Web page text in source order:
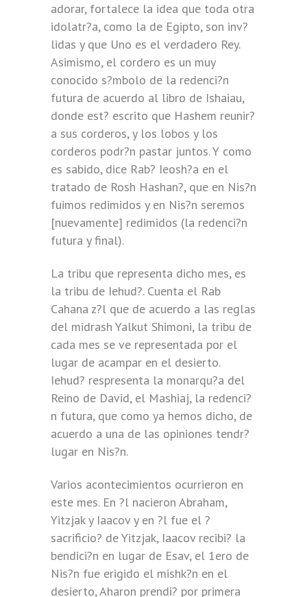
adorar, fortalece la idea que toda otra
idolatr?a, como la de Egipto, son inv?
lidas y que Uno es el verdadero Rey.
Asimismo, el cordero es un muy
conocido s?mbolo de la redenci?n
futura de acuerdo al libro de Ishaiau,
donde est? escrito que Hashem reunir?
a sus corderos, y los lobos y los
corderos podr?n pastar juntos. Y como
es sabido, dice Rab? Ieosh?a en el
tratado de Rosh Hashan?, que en Nis?n
fuimos redimidos y en Nis?n seremos
[nuevamente] redimidos (la redenci?n
futura y final).
La tribu que representa dicho mes, es
la tribu de Iehud?. Cuenta el Rab
Cahana z?l que de acuerdo a las reglas
del midrash Yalkut Shimoni, la tribu de
cada mes se ve representada por el
lugar de acampar en el desierto.
Iehud? respresenta la monarqu?a del
Reino de David, el Mashiaj, la redenci?
n futura, que como ya hemos dicho, de
acuerdo a una de las opiniones tendr?
lugar en Nis?n.
Varios acontecimientos ocurrieron en
este mes. En ?l nacieron Abraham,
Yitzjak y Iaacov y en ?l fue el ?
sacrificio? de Yitzjak, Iaacov recibi? la
bendici?n en lugar de Esav, el 1ero de
Nis?n fue erigido el mishk?n en el
desierto, Aharon prendi? por primera